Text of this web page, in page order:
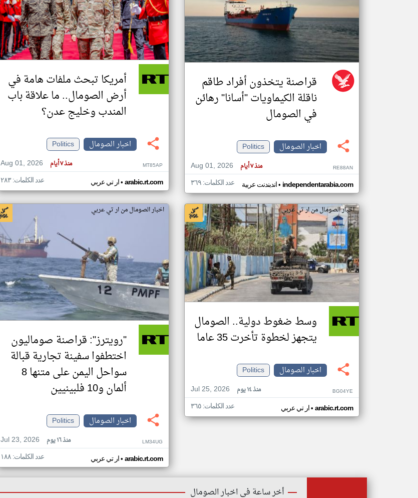
قراصنة يتخذون أفراد طاقم
ناقلة الكيماويات "أسانا" رهائن
في الصومال
اخبار الصومال
Politics
Aug 01, 2026
منذ ٧ أيام RE88AN
اندبندنت عربية• independentarabia.com عدد الكلمات: ٣٦٩
أمريكا تبحث ملفات هامة في
أرض الصومال.. ما علاقة باب
المندب وخليج عدن؟
اخبار الصومال
Politics
Aug 01, 2026
منذ ٧ أيام MT85AP
ار تي عربي• arabic.rt.com عدد الكلمات: ٢٨٣
اخبار الصومال من ار تي عربي
وسط ضغوط دولية.. الصومال
يتجهز لخطوة تأخرت 35 عاما
اخبار الصومال
Politics
Jul 25, 2026
منذ ١٤ يوم BG04YE
ار تي عربي• arabic.rt.com عدد الكلمات: ٣٦٥
اخبار الصومال من ار تي عربي
"رويترز": قراصنة صوماليون
اختطفوا سفينة تجارية قبالة
سواحل اليمن على متنها 8
ألمان و10 فلبينيين
اخبار الصومال
Politics
Jul 23, 2026
منذ ١٦ يوم LM34UG
ار تي عربي• arabic.rt.com عدد الكلمات: ١٨٨
أخر ساعة في اخبار الصومال